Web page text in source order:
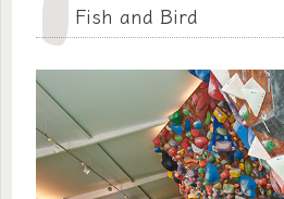
Fish and Bird